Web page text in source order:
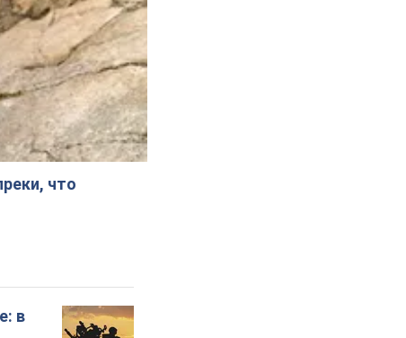
что
в